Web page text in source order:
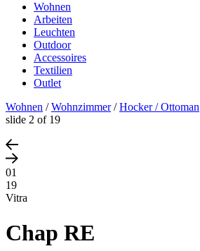
Wohnen
Arbeiten
Leuchten
Outdoor
Accessoires
Textilien
Outlet
Wohnen /Wohnzimmer/Hocker / Ottoman
slide 2 of 19
01
19
Vitra
Chap RE